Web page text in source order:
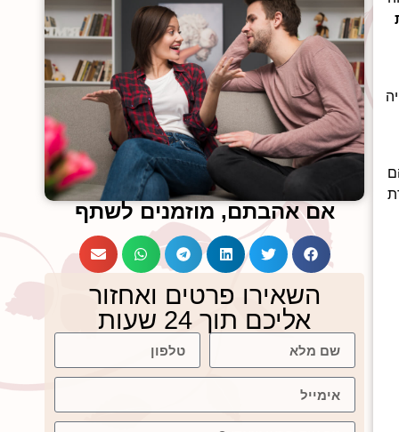
אם אהבתם, מוזמנים לשתף
השאירו פרטים ואחזור
אליכם תוך 24 שעות